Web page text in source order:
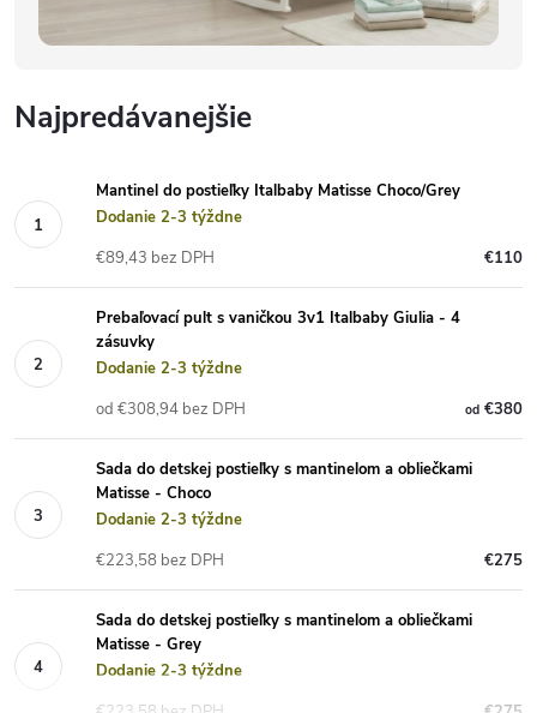
Najpredávanejšie
Mantinel do postieľky Italbaby Matisse Choco/Grey
Dodanie 2-3 týždne
€110
€89,43 bez DPH
Prebaľovací pult s vaničkou 3v1 Italbaby Giulia - 4
zásuvky
Dodanie 2-3 týždne
od€380
od €308,94 bez DPH
Sada do detskej postieľky s mantinelom a obliečkami
Matisse - Choco
Dodanie 2-3 týždne
€275
€223,58 bez DPH
Sada do detskej postieľky s mantinelom a obliečkami
Matisse - Grey
Dodanie 2-3 týždne